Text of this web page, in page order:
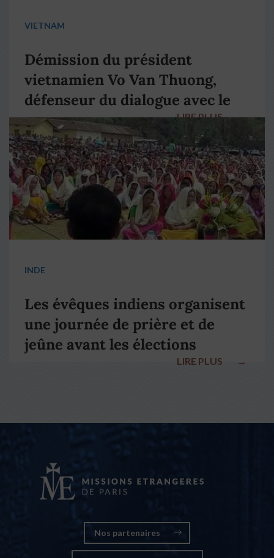
VIETNAM
Démission du président
vietnamien Vo Van Thuong,
défenseur du dialogue avec le
pape François
LIRE PLUS →
INDE
Les évêques indiens organisent
une journée de prière et de
jeûne avant les élections
LIRE PLUS →
Nos partenaires